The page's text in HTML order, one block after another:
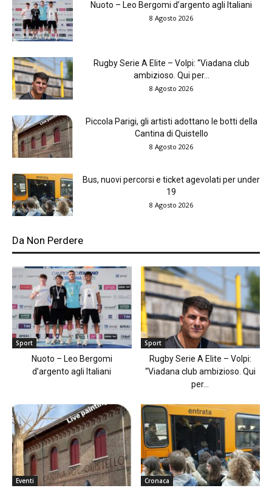
Nuoto – Leo Bergomi d’argento agli Italiani
8 Agosto 2026
Rugby Serie A Elite – Volpi: “Viadana club
ambizioso. Qui per...
8 Agosto 2026
Piccola Parigi, gli artisti adottano le botti della
Cantina di Quistello
8 Agosto 2026
Bus, nuovi percorsi e ticket agevolati per under
19
8 Agosto 2026
Da Non Perdere
Sport
Nuoto – Leo Bergomi
d’argento agli Italiani
Sport
Rugby Serie A Elite – Volpi:
“Viadana club ambizioso. Qui
per...
Eventi Cronaca